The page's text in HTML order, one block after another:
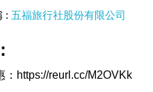
: 五福旅行社股份有限公司
：https://reurl.cc/M2OVKk